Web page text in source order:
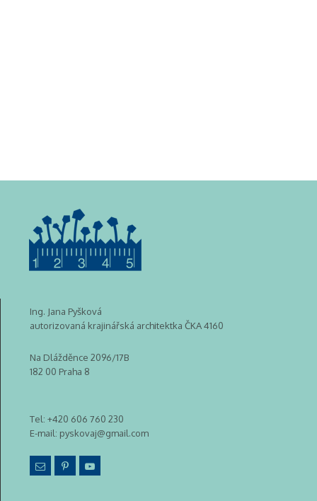
Ing. Jana Pyšková
autorizovaná krajinářská architektka ČKA 4160
Na Dlážděnce 2096/17B
182 00 Praha 8
Tel: +420 606 760 230
E-mail: pyskovaj@gmail.com